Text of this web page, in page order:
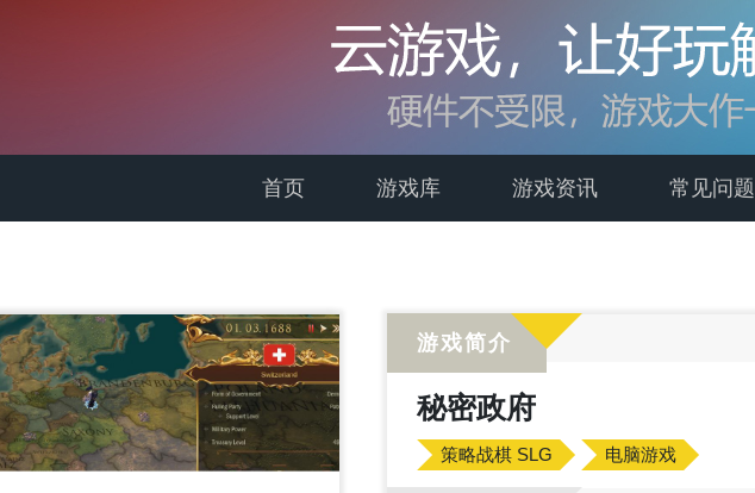
首页 游戏库 游戏资讯 常见问题
游戏简介
秘密政府
策略战棋 SLG 电脑游戏